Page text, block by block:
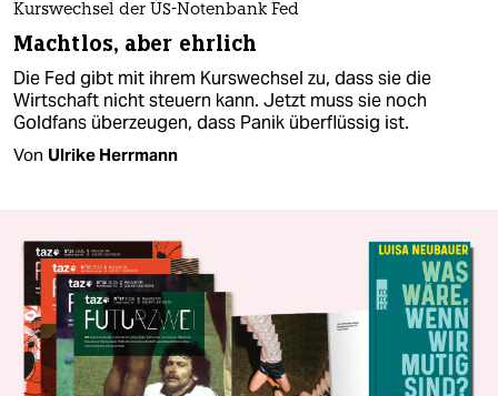
Kurswechsel der US-Notenbank Fed
Machtlos, aber ehrlich
Die Fed gibt mit ihrem Kurswechsel zu, dass sie die
Wirtschaft nicht steuern kann. Jetzt muss sie noch
Goldfans überzeugen, dass Panik überflüssig ist.
Von Ulrike Herrmann